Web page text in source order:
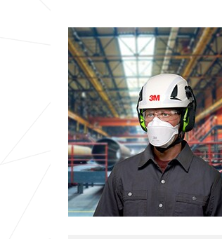
Help
Needed
All fields
are
required
unless
indicated
optional
* First